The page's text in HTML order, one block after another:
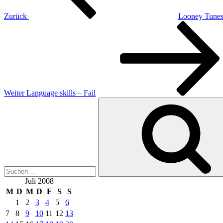
Zurück
Looney Tunes
Weiter Language skills – Fail
Juli 2008
M D M D F S
S
1
2 3 4 5
6
7
8 9 10 11 12 13